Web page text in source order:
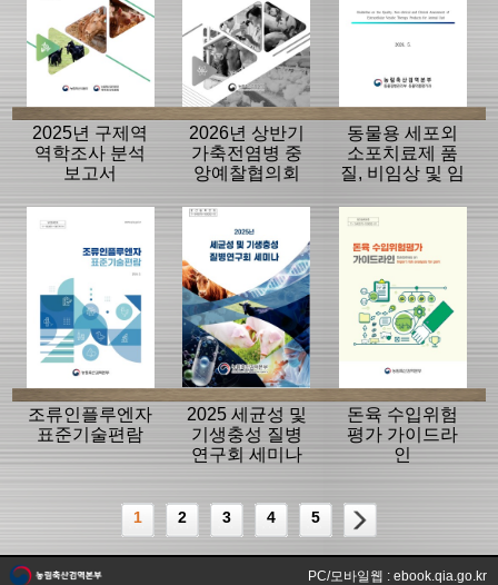
2025년 구제역
역학조사 분석
보고서
2026년 상반기
가축전염병 중
앙예찰협의회
동물용 세포외
소포치료제 품
질, 비임상 및 임
라인
조류인플루엔자
표준기술편람
2025 세균성 및
기생충성 질병
연구회 세미나
돈육 수입위험
평가 가이드라
인
1 2 3 4 5
PC/모바일웹 : ebook.qia.go.kr